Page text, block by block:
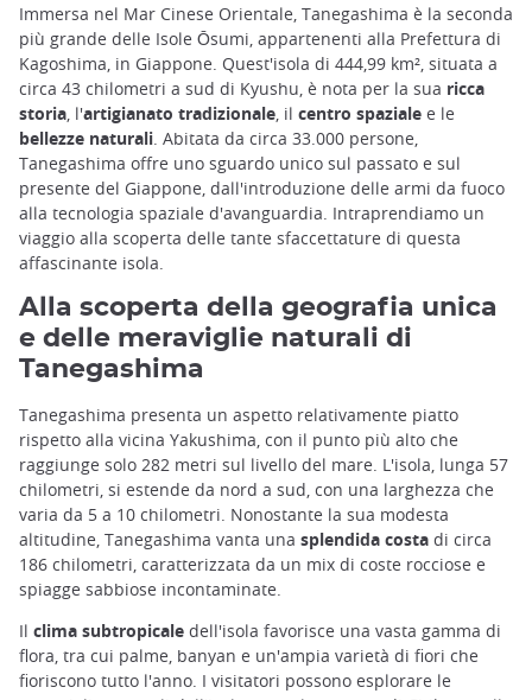
Immersa nel Mar Cinese Orientale, Tanegashima è la seconda
più grande delle Isole Ōsumi, appartenenti alla Prefettura di
Kagoshima, in Giappone. Quest'isola di 444,99 km², situata a
circa 43 chilometri a sud di Kyushu, è nota per la sua ricca
storia, l'artigianato tradizionale, il centro spaziale e le
bellezze naturali. Abitata da circa 33.000 persone,
Tanegashima offre uno sguardo unico sul passato e sul
presente del Giappone, dall'introduzione delle armi da fuoco
alla tecnologia spaziale d'avanguardia. Intraprendiamo un
viaggio alla scoperta delle tante sfaccettature di questa
affascinante isola.
Alla scoperta della geografia unica
e delle meraviglie naturali di
Tanegashima
Tanegashima presenta un aspetto relativamente piatto
rispetto alla vicina Yakushima, con il punto più alto che
raggiunge solo 282 metri sul livello del mare. L'isola, lunga 57
chilometri, si estende da nord a sud, con una larghezza che
varia da 5 a 10 chilometri. Nonostante la sua modesta
altitudine, Tanegashima vanta una splendida costa di circa
186 chilometri, caratterizzata da un mix di coste rocciose e
spiagge sabbiose incontaminate.
Il clima subtropicale dell'isola favorisce una vasta gamma di
flora, tra cui palme, banyan e un'ampia varietà di fiori che
fioriscono tutto l'anno. I visitatori possono esplorare le